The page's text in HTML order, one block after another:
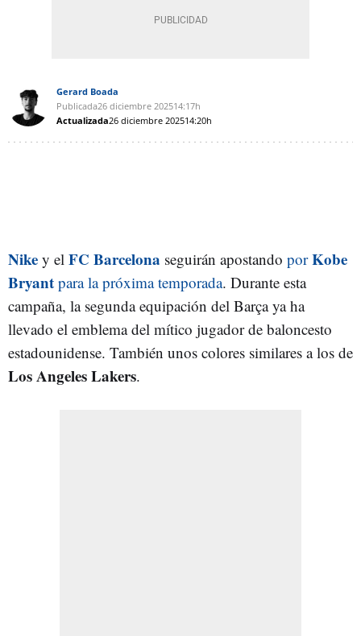
Gerard Boada
Publicada26 diciembre 202514:17h
Actualizada26 diciembre 202514:20h
Nike y el FC Barcelona seguirán apostando porKobe
Bryant para la próxima temporada. Durante esta
campaña, la segunda equipación del Barça ya ha
llevado el emblema del mítico jugador de baloncesto
estadounidense. También unos colores similares a los de
Los Angeles Lakers.